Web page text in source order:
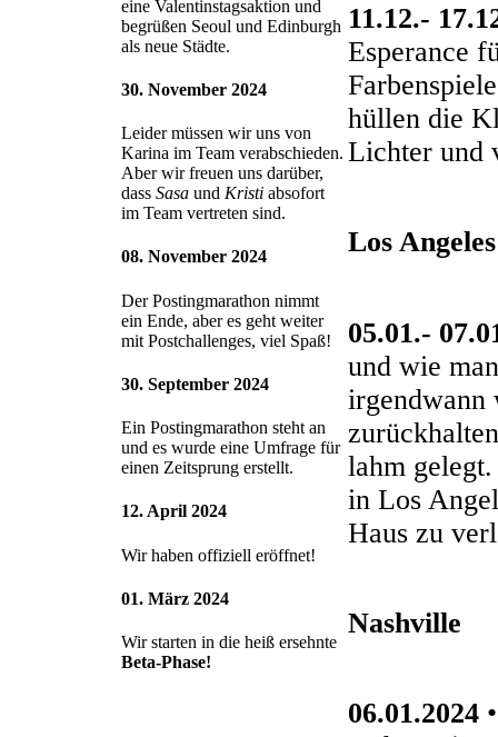
eine Valentinstagsaktion und
begrüßen Seoul und Edinburgh
als neue Städte.
30. November 2024
Leider müssen wir uns von
Karina im Team verabschieden.
Aber wir freuen uns darüber,
dass Sasa und Kristi absofort
im Team vertreten sind.
08. November 2024
Der Postingmarathon nimmt
ein Ende, aber es geht weiter
mit Postchallenges, viel Spaß!
30. September 2024
Ein Postingmarathon steht an
und es wurde eine Umfrage für
einen Zeitsprung erstellt.
12. April 2024
Wir haben offiziell eröffnet!
01. März 2024
Wir starten in die heiß ersehnte
Beta-Phase!
11.12.-
Esperance
hüllen die
Lichter und
Los Angeles
05.01.-
und wie
irgendwann
lahm
in Los
Haus zu
Nashville
06.01.2024